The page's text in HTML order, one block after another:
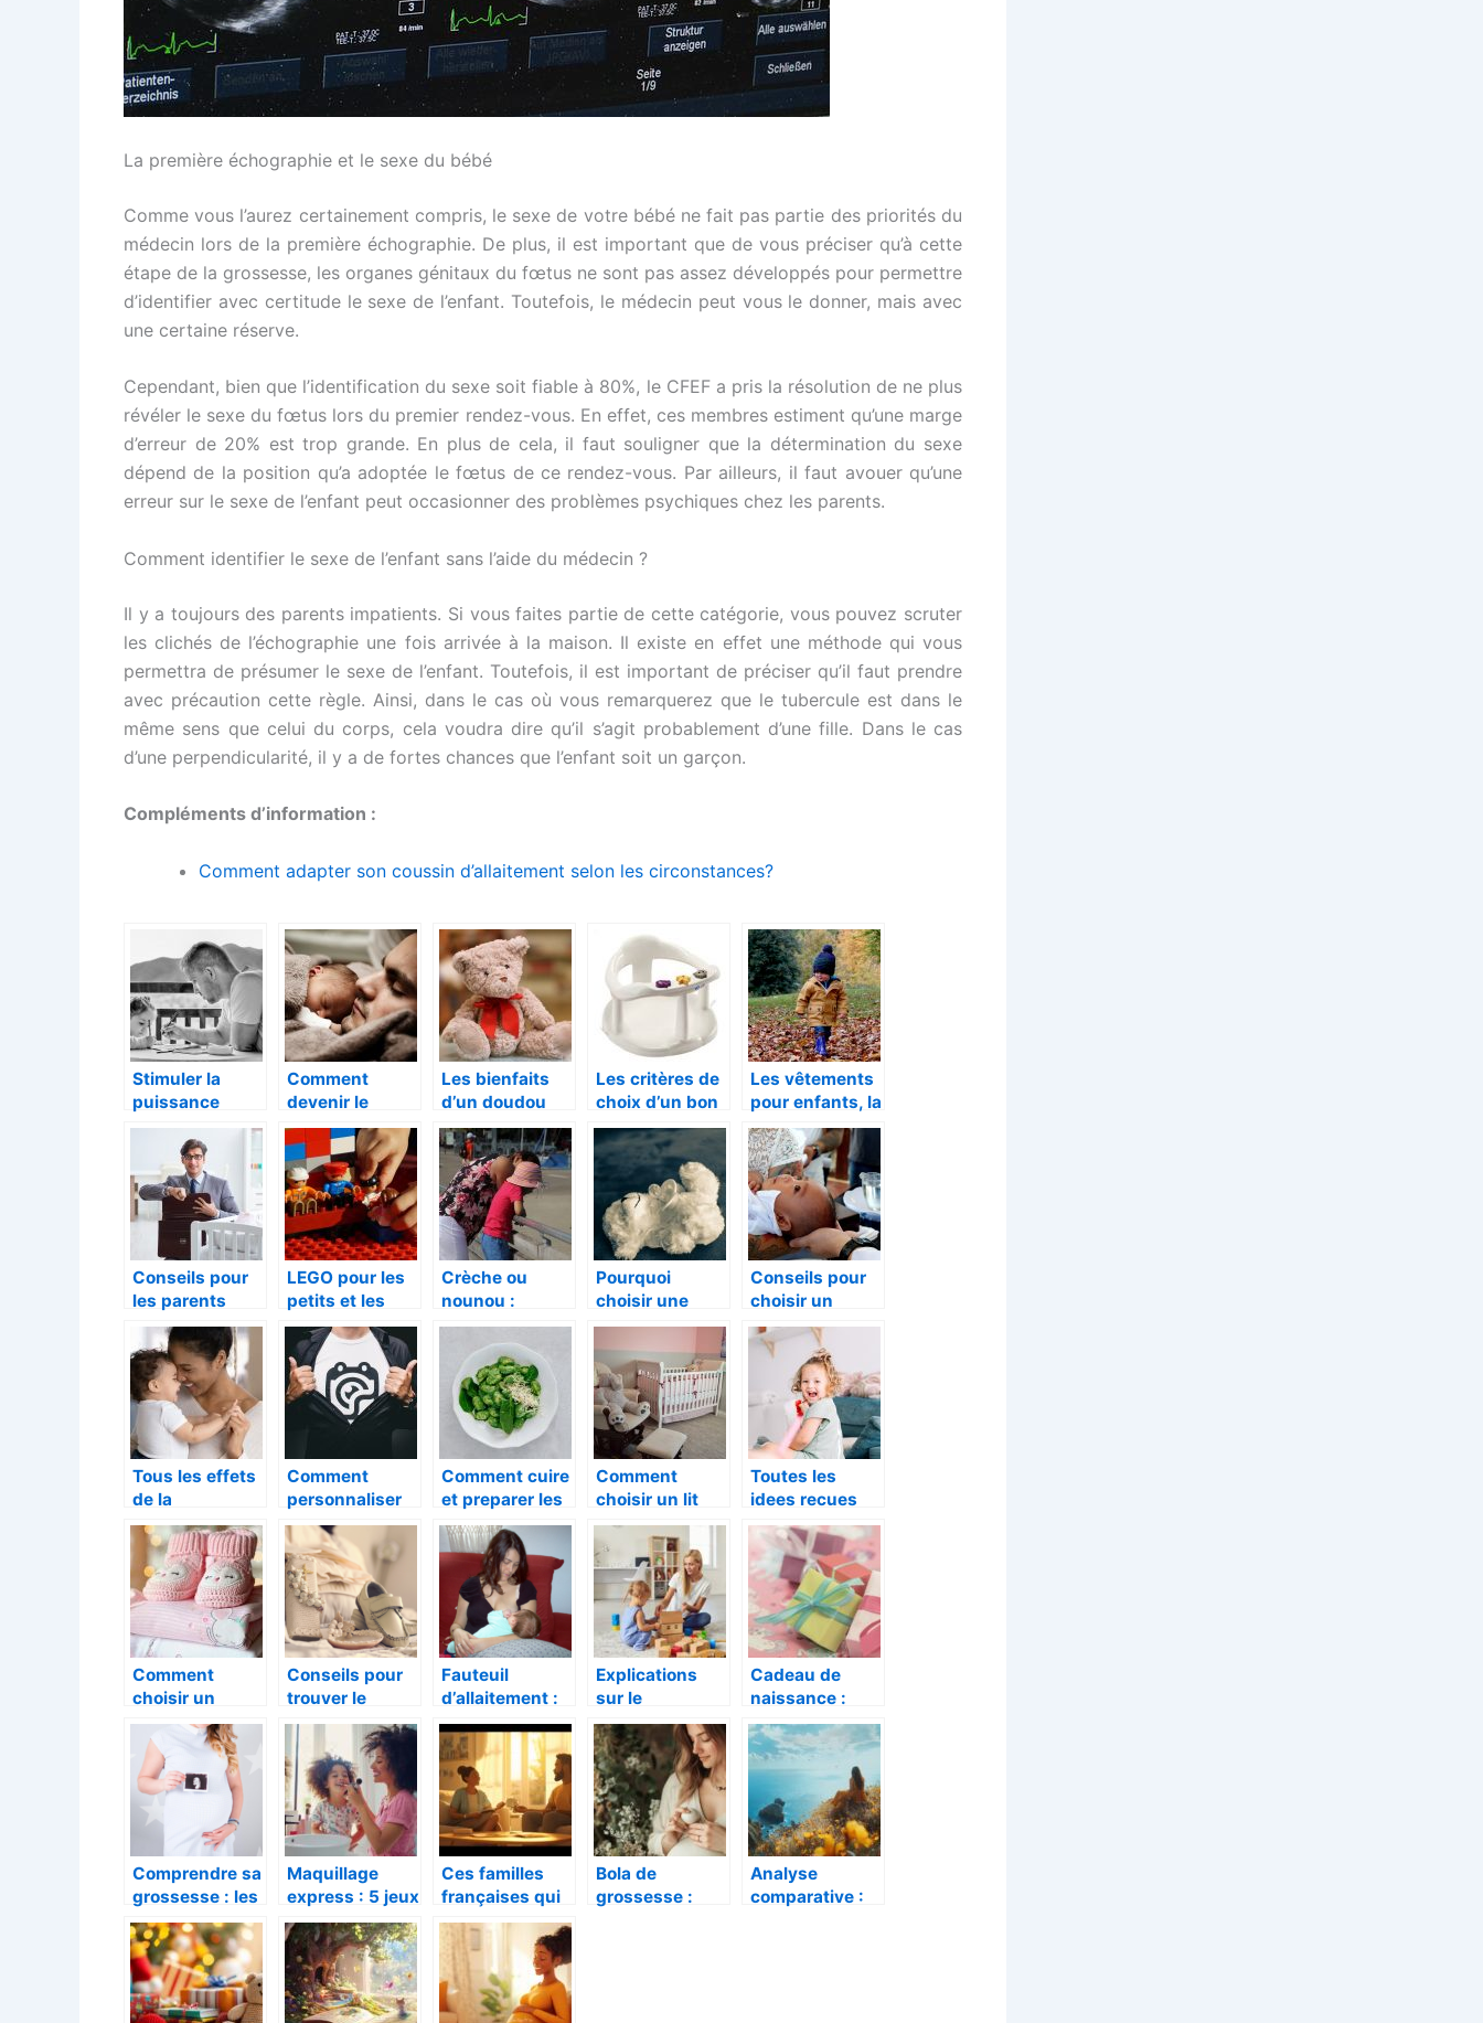
La première échographie et le sexe du bébé
Comme vous l’aurez certainement compris, le sexe de votre bébé ne fait pas partie des priorités du
médecin lors de la première échographie. De plus, il est important que de vous préciser qu’à cette
étape de la grossesse, les organes génitaux du fœtus ne sont pas assez développés pour permettre
d’identifier avec certitude le sexe de l’enfant. Toutefois, le médecin peut vous le donner, mais avec
une certaine réserve.
Cependant, bien que l’identification du sexe soit fiable à 80%, le CFEF a pris la résolution de ne plus
révéler le sexe du fœtus lors du premier rendez-vous. En effet, ces membres estiment qu’une marge
d’erreur de 20% est trop grande. En plus de cela, il faut souligner que la détermination du sexe
dépend de la position qu’a adoptée le fœtus de ce rendez-vous. Par ailleurs, il faut avouer qu’une
erreur sur le sexe de l’enfant peut occasionner des problèmes psychiques chez les parents.
Comment identifier le sexe de l’enfant sans l’aide du médecin ?
Il y a toujours des parents impatients. Si vous faites partie de cette catégorie, vous pouvez scruter
les clichés de l’échographie une fois arrivée à la maison. Il existe en effet une méthode qui vous
permettra de présumer le sexe de l’enfant. Toutefois, il est important de préciser qu’il faut prendre
avec précaution cette règle. Ainsi, dans le cas où vous remarquerez que le tubercule est dans le
même sens que celui du corps, cela voudra dire qu’il s’agit probablement d’une fille. Dans le cas
d’une perpendicularité, il y a de fortes chances que l’enfant soit un garçon.
Compléments d’information :
Comment adapter son coussin d’allaitement selon les circonstances?
Stimuler la
puissance
cérébrale et
l’activité
physique de
votre enfant
Comment
devenir le
meilleur papa
du monde?
Les bienfaits
d’un doudou
pour votre
nouveau né
Les critères de
choix d’un bon
anneau de bain
Les vêtements
pour enfants, la
marque et ses
produits
Conseils pour
les parents
avant d’inscrire
leur enfant à la
crèche
d’entreprise
LEGO pour les
petits et les
grands : Quels
sont les
avantages d’y
jouer ?
Crèche ou
nounou :
laquelle vous
convient le
mieux ?
Pourquoi
choisir une
peluche pour
bébé ?
Conseils pour
choisir un
cadeau de
baptême
Tous les effets
de la
sophrologie
pour un enfant
Comment
personnaliser
les bodys ?
Comment cuire
et preparer les
feves ?
Comment
choisir un lit
bebe en bois
ecologique ?
Toutes les
idees recues
pour un cadeau
d’anniversaire
d’un enfant de
deux ans
Comment
choisir un
chausson pour
bebe ?
Conseils pour
trouver le
cadeau de
bapteme ideal
Fauteuil
d’allaitement :
comment bien
choisir ?
Explications
sur le
recrutement
d’une nounou
et vos
obligations de
parents-
employeurs
Cadeau de
naissance :
quel cadeau
offrir à un
bébé ?
Comprendre sa
grossesse : les
etapes et
conseils
essentiels
Maquillage
express : 5 jeux
créatifs pour
initier les
enfants au face
painting
Ces familles
françaises qui
ont choisi la
mère porteuse :
parcours et
réalités
Bola de
grossesse :
Analyse
comparative :